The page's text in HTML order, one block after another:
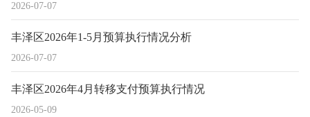
2026-07-07
2026-07-07
丰泽区2026年1-5月预算执行情况分析
2026-05-09
丰泽区2026年4月转移支付预算执行情况